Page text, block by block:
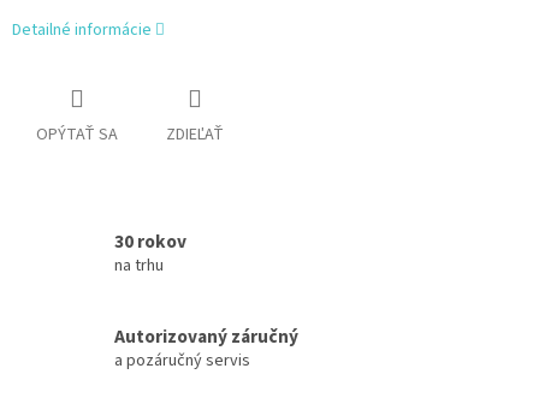
Detailné informácie
OPÝTAŤ SA ZDIEĽAŤ
30 rokov
na trhu
Autorizovaný záručný
a pozáručný servis